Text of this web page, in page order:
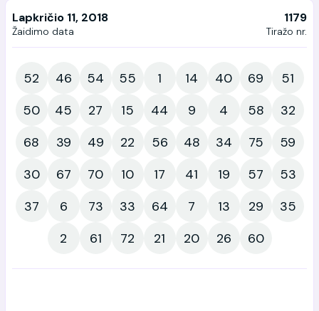
Lapkričio 11, 2018
Žaidimo data
1179
Tiražo nr.
52 46 54 55 1 14 40 69
51
50
45 27 15 44 9 4 58
32
68
39 49 22 56 48 34 75
59
30
67 70 10 17 41 19 57
53
37
6 73 33 64 7 13 29
35
2
61 72 21 20 26 60